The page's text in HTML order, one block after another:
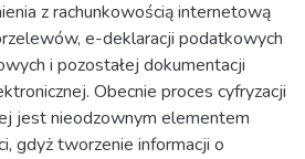
z rachunkowością internetową
e-deklaracji podatkowych
i pozostałej dokumentacji
Obecnie proces cyfryzacji
jest nieodzownym elementem
gdyż tworzenie informacji o